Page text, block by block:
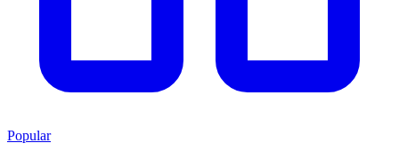
Popular